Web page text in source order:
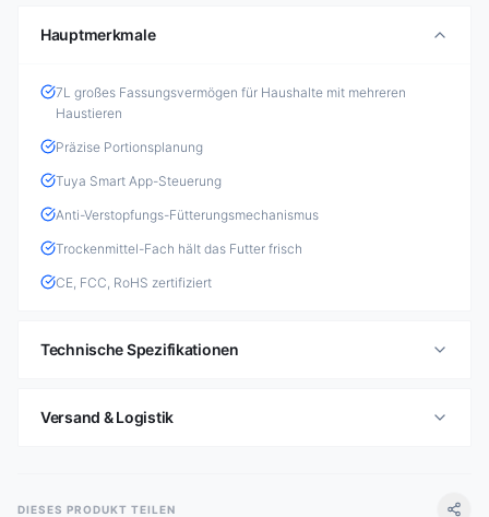
Hauptmerkmale
7L großes Fassungsvermögen für Haushalte mit mehreren
Haustieren
Präzise Portionsplanung
Tuya Smart App-Steuerung
Anti-Verstopfungs-Fütterungsmechanismus
Trockenmittel-Fach hält das Futter frisch
CE, FCC, RoHS zertifiziert
Technische Spezifikationen
Versand & Logistik
DIESES PRODUKT TEILEN